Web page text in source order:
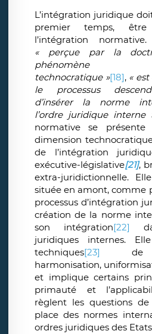
L’intégration juridique
premier temps,
l’intégration
« perçue par la
phénomène
technocratique »[18], «
le processus
d’insérer la norme
l’ordre juridique interne
normative se
dimension
de l’intégration
exécutive-législative[21],
extra-juridictionnelle.
située en amont, comme
processus d’intégration
création de la norme
son intégration[22]
juridiques internes.
techniques[23]
de
harmonisation,
et implique certains
primauté et
règlent les questions
place des normes
ordres juridiques des